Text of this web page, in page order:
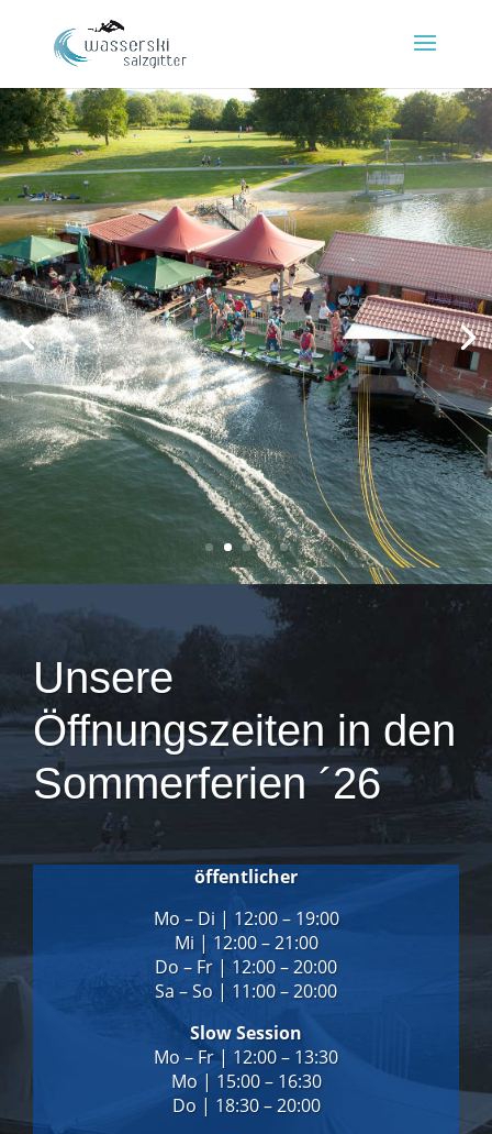
Unser Onlineshop
Service rund um die Uhr. Buche deine
Tickets ganz bequem von zu Hause aus.
zum Onlineshop
Unsere
Öffnungszeiten in den
Sommerferien ´26
öffentlicher
Mo – Di | 12:00 – 19:00
Mi | 12:00 – 21:00
Do – Fr | 12:00 – 20:00
Sa – So | 11:00 – 20:00
Slow Session
Mo – Fr | 12:00 – 13:30
Mo | 15:00 – 16:30
Do | 18:30 – 20:00